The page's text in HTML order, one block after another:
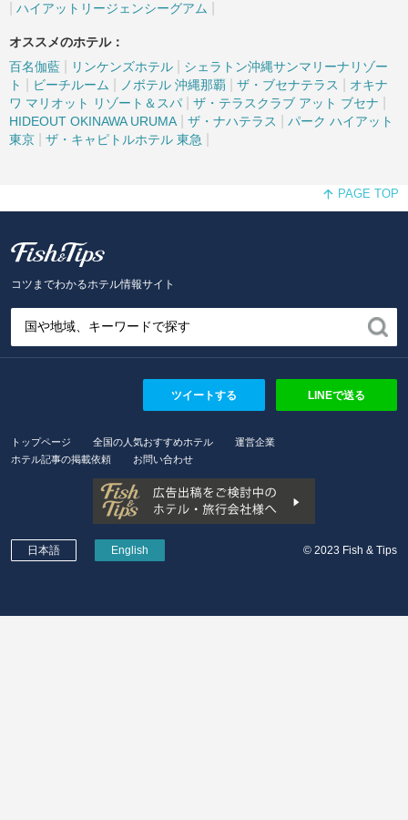
ハイアットリージェンシーグアム
オススメのホテル：
百名伽藍
リンケンズホテル
シェラトン沖縄サンマリーナリゾー
ト
ビーチルーム ノボテル 沖縄那覇 ザ・ブセナテラス
オキナ
ワ マリオット リゾート＆スパ
ザ・テラスクラブ アット ブセナ
HIDEOUT OKINAWA URUMA ザ・ナハテラス
パーク ハイアット
東京
ザ・キャピトルホテル 東急
PAGE TOP
コツまでわかるホテル情報サイト
ツイートする LINEで送る
トップページ 全国の人気おすすめホテル
運営企業
ホテル記事の掲載依頼
お問い合わせ
日本語 English © 2023 Fish & Tips